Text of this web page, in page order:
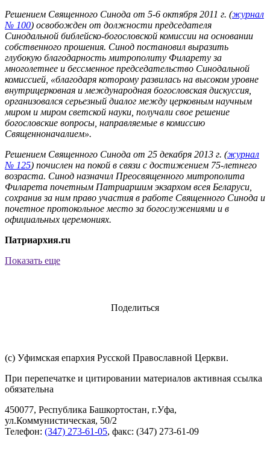
Решением Священного Синода от 5-6 октября 2011 г. (журнал
№ 100) освобожден от должности председателя
Синодальной библейско-богословской комиссии на основании
собственного прошения. Синод постановил выразить
глубокую благодарность митрополиту Филарету за
многолетнее и бессменное председательство Синодальной
комиссией, «благодаря которому развилась на высоком уровне
внутрицерковная и международная богословская дискуссия,
организовался серьезный диалог между церковным научным
миром и миром светской науки, получали свое решение
богословские вопросы, направляемые в комиссию
Священноначалием».
Решением Священного Синода от 25 декабря 2013 г. (журнал
№ 125) почислен на покой в связи с достижением 75-летнего
возраста. Синод назначил Преосвященного митрополита
Филарета почетным Патриаршим экзархом всея Беларуси,
сохранив за ним право участия в работе Священного Синода и
почетное протокольное место за богослужениями и в
официальных церемониях.
Патриархия.ru
Показать еще
Поделиться
(с) Уфимская епархия Русской Православной Церкви.
При перепечатке и цитировании материалов активная ссылка
обязательна
450077, Республика Башкортостан, г.Уфа,
ул.Коммунистическая, 50/2
Телефон: (347) 273-61-05, факс: (347) 273-61-09